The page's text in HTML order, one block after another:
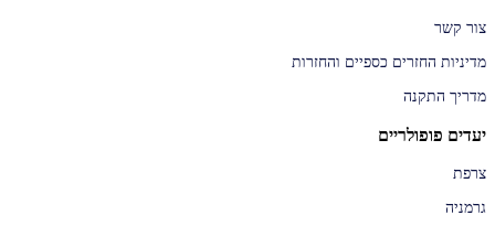
צור קשר
מדיניות החזרים כספיים והחזרות
מדריך התקנה
יעדים פופולריים
צרפת
גרמניה